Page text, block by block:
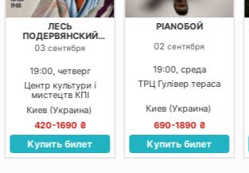
ЛЕСЬ
ПОДЕРВЯНСКИЙ
НОВЕЙШИЕ
РАССКАЗЫ
03 сентября
19:00, четверг
Центр культури і
мистецтв КПІ
Киев (Украина)
420-1690 ₴
Купить билет
PIANOБОЙ
02 сентября
19:00, среда
ТРЦ Гулівер тераса
Киев (Украина)
690-1890 ₴
Купить билет